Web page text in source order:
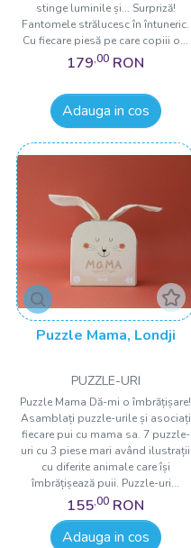
stinge luminile și... Surpriză!
Fantomele strălucesc în întuneric.
Cu fiecare piesă pe care copiii o...
179,00 RON
Adauga in cos
Puzzle Mama, Londji
PUZZLE-URI
Puzzle Mama Dă-mi o îmbrățișare!
Asamblați puzzle-urile și asociați
fiecare pui cu mama sa. 7 puzzle-
uri cu 3 piese mari având ilustrații
cu diferite animale care își
îmbrățișează puii. Puzzle-uri...
155,00 RON
Adauga in cos